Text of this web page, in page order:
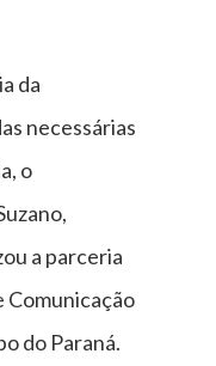
da
necessárias
o
a parceria
Comunicação
do Paraná.